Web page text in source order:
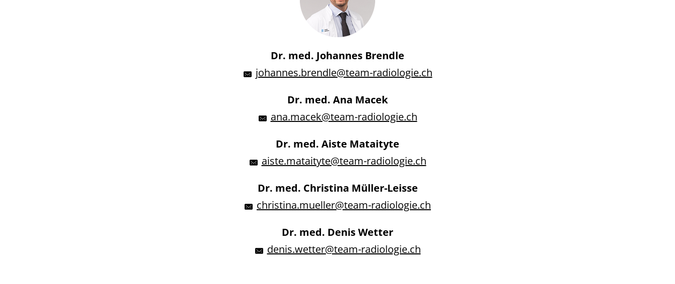
Dr. med. Johannes Brendle
johannes.brendle@team-radiologie.ch
Dr. med. Ana Macek
ana.macek@team-radiologie.ch
Dr. med. Aiste Mataityte
aiste.mataityte@team-radiologie.ch
Dr. med. Christina Müller-Leisse
christina.mueller@team-radiologie.ch
Dr. med. Denis Wetter
denis.wetter@team-radiologie.ch